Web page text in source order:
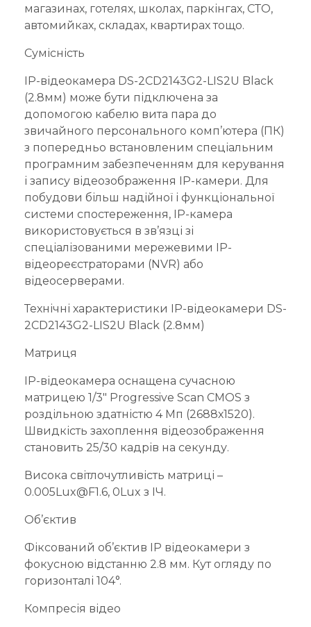
магазинах, готелях, школах, паркінгах, СТО,
автомийках, складах, квартирах тощо.
Сумісність
IP-відеокамера DS-2CD2143G2-LIS2U Black
(2.8мм) може бути підключена за
допомогою кабелю вита пара до
звичайного персонального комп’ютера (ПК)
з попередньо встановленим спеціальним
програмним забезпеченням для керування
і запису відеозображення IP-камери. Для
побудови більш надійної і функціональної
системи спостереження, IP-камера
використовується в зв’язці зі
спеціалізованими мережевими IP-
відеореєстраторами (NVR) або
відеосерверами.
Технічні характеристики IP-відеокамери DS-
2CD2143G2-LIS2U Black (2.8мм)
Матриця
IP-відеокамера оснащена сучасною
матрицею 1/3″ Progressive Scan CMOS з
роздільною здатністю 4 Мп (2688х1520).
Швидкість захоплення відеозображення
становить 25/30 кадрів на секунду.
Висока світлочутливість матриці –
0.005Lux@F1.6, 0Lux з ІЧ.
Об’єктив
Фіксований об’єктив IP відеокамери з
фокусною відстанню 2.8 мм. Кут огляду по
горизонталі 104°.
Компресія відео